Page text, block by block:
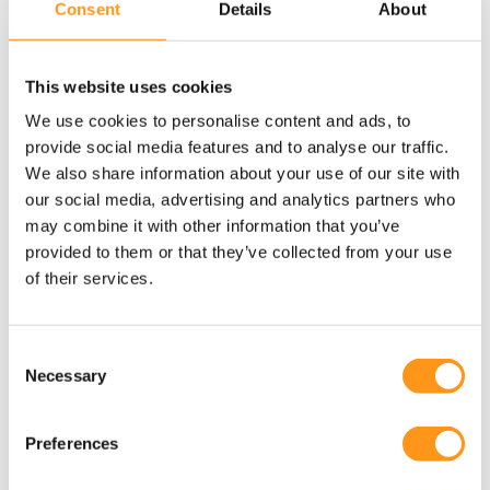
Consent Details About
This website uses cookies
We use cookies to personalise content and ads, to
provide social media features and to analyse our traffic.
We also share information about your use of our site with
our social media, advertising and analytics partners who
may combine it with other information that you’ve
provided to them or that they’ve collected from your use
of their services.
Selection
Necessary
Preferences
einer klinischen IVD-Leistungsstudie prüft, oder
Ihre klinische Abteilung im weiteren Sinne zu
geltenden Vorschriften eingehalten werden und
Ihr Qualitätssystem externen Audits standhält.
arrow_forward
Teams mit den Fähigkeiten und Erkenntnissen
auszustatten, die sie benötigen, um die